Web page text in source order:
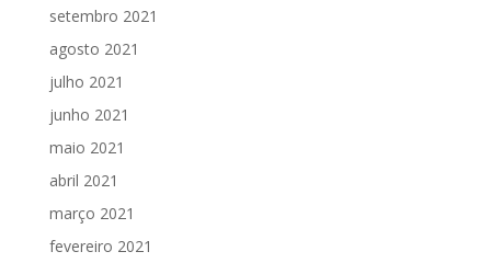
setembro 2021
agosto 2021
julho 2021
junho 2021
maio 2021
abril 2021
março 2021
fevereiro 2021